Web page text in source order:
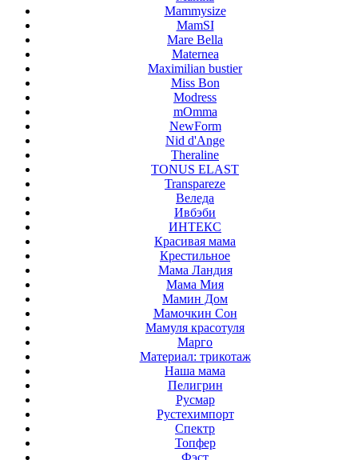
Mammysize
MamSI
Mare Bella
Maternea
Maximilian bustier
Miss Bon
Modress
mOmma
NewForm
Nid d'Ange
Theraline
TONUS ELAST
Transpareze
Веледа
Ивбэби
ИНТЕКС
Красивая мама
Крестильное
Мама Ландия
Мама Мия
Мамин Дом
Мамочкин Сон
Мамуля красотуля
Марго
Материал: трикотаж
Наша мама
Пелигрин
Русмар
Рустехимпорт
Спектр
Топфер